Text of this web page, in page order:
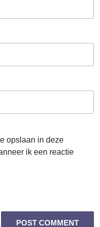
opslaan in deze
ik een reactie